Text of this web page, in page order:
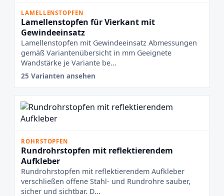
LAMELLENSTOPFEN
Lamellenstopfen für Vierkant mit
Gewindeeinsatz
Lamellenstopfen mit Gewindeeinsatz Abmessungen
gemäß Variantenübersicht in mm Geeignete
Wandstärke je Variante be...
25 Varianten ansehen
ROHRSTOPFEN
Rundrohrstopfen mit reflektierendem
Aufkleber
Rundrohrstopfen mit reflektierendem Aufkleber
verschließen offene Stahl- und Rundrohre sauber,
sicher und sichtbar. D...